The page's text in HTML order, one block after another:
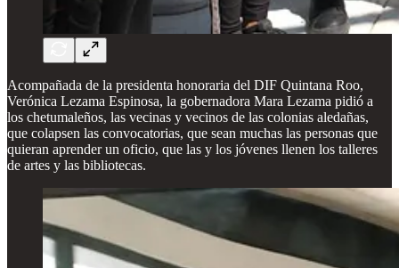
Acompañada de la presidenta honoraria del DIF Quintana Roo,
Verónica Lezama Espinosa, la gobernadora Mara Lezama pidió a
los chetumaleños, las vecinas y vecinos de las colonias aledañas,
que colapsen las convocatorias, que sean muchas las personas que
quieran aprender un oficio, que las y los jóvenes llenen los talleres
de artes y las bibliotecas.